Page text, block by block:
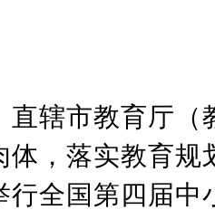
直辖市教育厅
体，落实教育
行全国第四届